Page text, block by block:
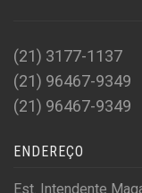
(21) 3177-1137
(21) 96467-9349
(21) 96467-9349
ENDEREÇO
Est. Intendente